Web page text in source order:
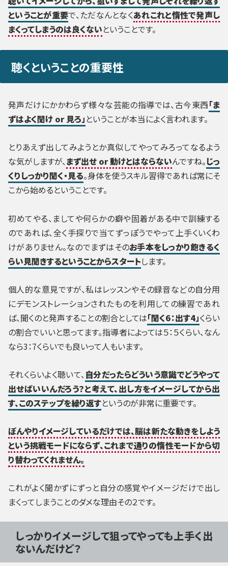
ということが重要で、ただなんとなくあれこれと惰性で発声し
まくってしまうのは良くないということです。
聴くということの重要性
発声だけにかかわらず様々な芸能の指導では、古今東西「ま
ずはよく聞け or 見ろ」 ということが本当によく言われます。
とりあえず出してみようとか真似してやってみろってなるよう
な気がしますが、まず出せ or 動けとはならないんですね。じっ
くりしっかり聞く・見る。身体を使うスキル習得であれば常にそ
こから始めるということです。
初めてやる、ましてや何らかの癖や固着がある中で訓練する
のであれば、全く手探りで当てずっぽうでやって上手くいくわ
けがありません。なのでまずはそのお手本をしっかり飽きるく
らい見聞きするということからスタートします。
個人的な意見ですが、私はレッスンやその録音などの自分用
にデモンストレーションされたものを利用しての練習であれ
ば、聞くのと発声することの割合としては「聞く6：出す4」くらい
の割合でいいと思ってます。指導者によっては５：５くらい、なん
なら3：7くらいでも良いって人もいます。
それくらいよく聴いて、自分だったらどういう意識でどうやって
出せばいいんだろう？と考えて、出し方をイメージしてから出
す、このステップを繰り返すというのが非常に重要です。
ぼんやりイメージしているだけでは、脳は新たな動きをしよう
という挑戦モードにならず、これまで通りの惰性モードから切
り替わってくれません。
これがよく聞かずにずっと自分の感覚やイメージだけで出し
まくってしまうことのダメな理由その２です。
しっかりイメージして狙ってやっても上手く出
ないんだけど？